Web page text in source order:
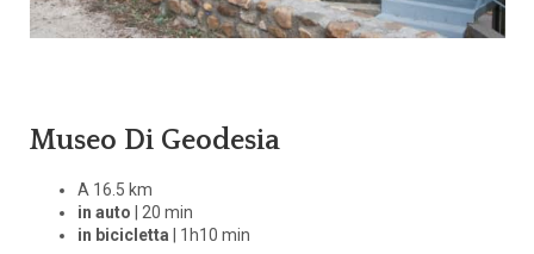
Museo Di Geodesia
A 16.5 km
in auto | 20 min
in bicicletta | 1h10 min